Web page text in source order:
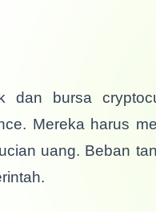
dan bursa
Mereka harus
uang. Beban